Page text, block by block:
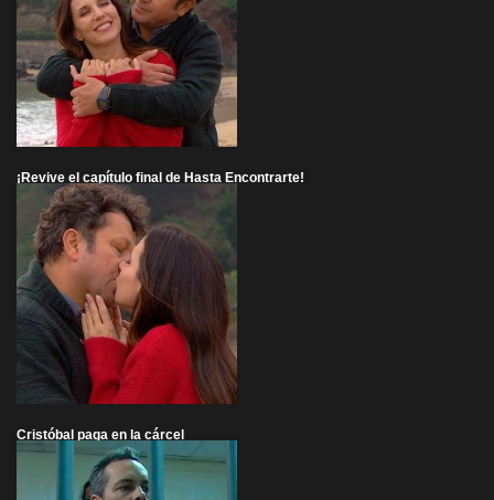
¡Revive el capítulo final de Hasta Encontrarte!
Cristóbal paga en la cárcel